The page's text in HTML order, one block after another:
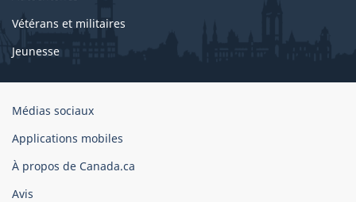
Vétérans et militaires
Jeunesse
Organisation
gouvernement
du
Canada
Médias sociaux
Applications mobiles
À propos de Canada.ca
Avis